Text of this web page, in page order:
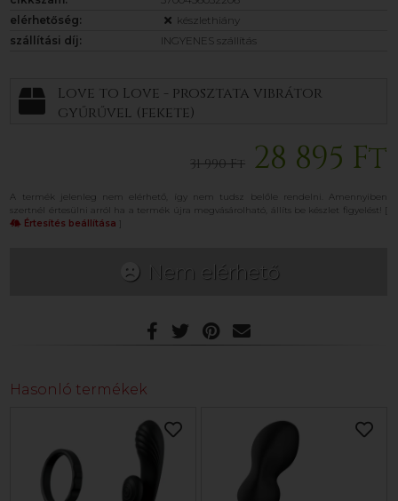
elérhetőség:
készlethiány
szállítási díj:
INGYENES szállítás
Love to Love - prosztata vibrátor
gyűrűvel (fekete)
31 990 Ft 28 895 Ft
A termék jelenleg nem elérhető, így nem tudsz belőle rendelni. Amennyiben
szertnél értesülni arról ha a termék újra megvásárolható, állíts be készlet figyelést! [
Értesítés beállítása ]
Nem elérhető
Hasonló termékek